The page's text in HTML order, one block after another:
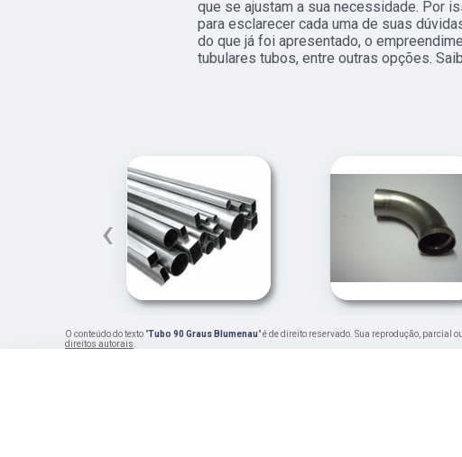
que se ajustam a sua necessidade. Por
para esclarecer cada uma de suas
do que já foi apresentado, o
tubulares tubos, entre outras opções.
‹
O conteúdo do texto "Tubo 90 Graus Blumenau" é de direito reservado. Sua reprodução, parcial
direitos autorais.